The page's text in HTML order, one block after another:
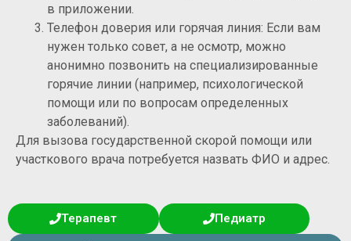
в приложении.
Телефон доверия или горячая линия: Если вам
нужен только совет, а не осмотр, можно
анонимно позвонить на специализированные
горячие линии (например, психологической
помощи или по вопросам определенных
заболеваний).
Для вызова государственной скорой помощи или
участкового врача потребуется назвать ФИО и адрес.
Терапевт Педиатр